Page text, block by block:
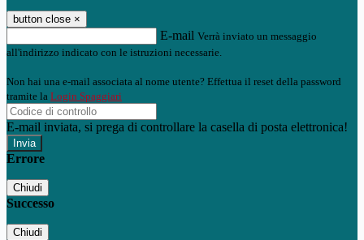
button close ×
E-mail Verrà inviato un messaggio
all'indirizzo indicato con le istruzioni necessarie.
Non hai una e-mail associata al nome utente? Effettua il reset della password
tramite la Login Spaggiari
E-mail inviata, si prega di controllare la casella di posta elettronica!
Errore
Chiudi
Successo
Chiudi